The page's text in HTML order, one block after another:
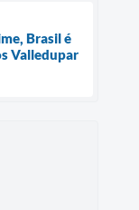
Brasil é
Valledupar